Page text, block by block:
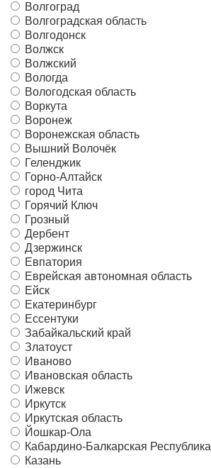
Волгоград
Волгоградская область
Волгодонск
Волжск
Волжский
Вологда
Вологодская область
Воркута
Воронеж
Воронежская область
Вышний Волочёк
Геленджик
Горно-Алтайск
город Чита
Горячий Ключ
Грозный
Дербент
Дзержинск
Евпатория
Еврейская автономная область
Ейск
Екатеринбург
Ессентуки
Забайкальский край
Златоуст
Иваново
Ивановская область
Ижевск
Иркутск
Иркутская область
Йошкар-Ола
Кабардино-Балкарская Республика
Казань